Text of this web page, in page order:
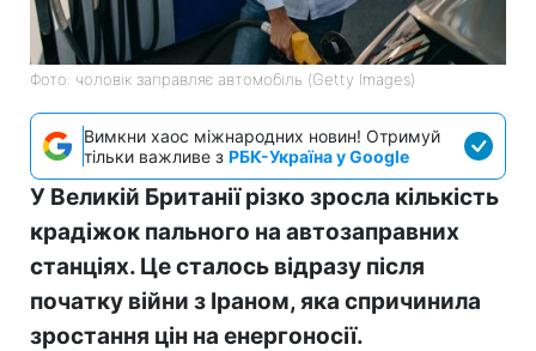
Фото: чоловік заправляє автомобіль (Getty Images)
Вимкни хаос міжнародних новин! Отримуй
тільки важливе з РБК-Україна у Google
У Великій Британії різко зросла кількість
крадіжок пального на автозаправних
станціях. Це сталось відразу після
початку війни з Іраном, яка спричинила
зростання цін на енергоносії.